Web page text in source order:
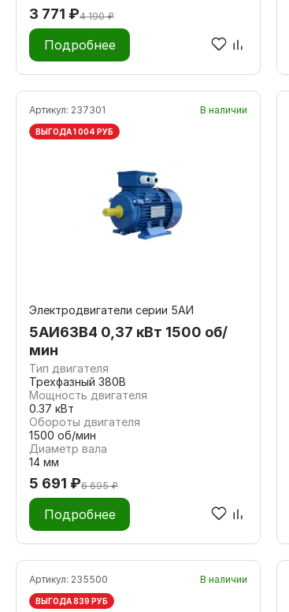
3 771 ₽4 190 ₽
Подробнее
Артикул: 237301 В наличии
ВЫГОДА 1 004 РУБ
Электродвигатели серии 5АИ
5АИ63В4 0,37 кВт 1500 об/
мин
Тип двигателя
Трехфазный 380В
Мощность двигателя
0.37 кВт
Обороты двигателя
1500 об/мин
Диаметр вала
14 мм
5 691 ₽6 695 ₽
Подробнее
Артикул: 235500 В наличии
ВЫГОДА 839 РУБ